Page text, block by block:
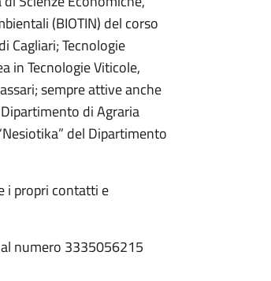
(BIOTIN) del corso
Cagliari; Tecnologie
in Tecnologie Viticole,
sempre attive anche
di Agraria
del Dipartimento
i propri contatti e
numero 3335056215